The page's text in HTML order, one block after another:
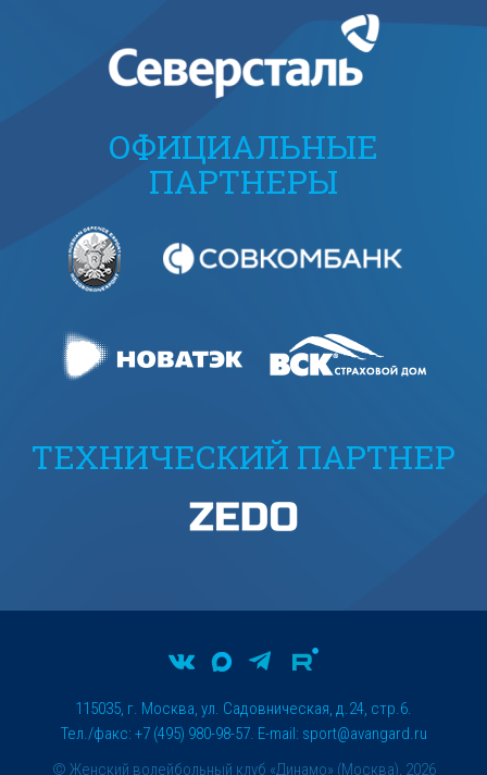
ОФИЦИАЛЬНЫЕ
ПАРТНЕРЫ
ТЕХНИЧЕСКИЙ ПАРТНЕР
© Женский волейбольный клуб «Динамо» (Москва), 2026
115035, г. Москва, ул. Садовническая, д.24, стр.6.
Тел./факс: +7 (495) 980-98-57. E-mail: sport@avangard.ru